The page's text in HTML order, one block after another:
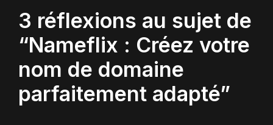
3 réflexions au sujet de
“Nameflix : Créez votre
nom de domaine
parfaitement adapté”